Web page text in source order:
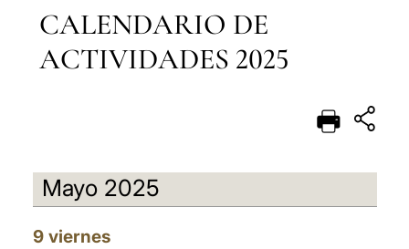
DEUTSCH
CALENDARIO DE
ACTIVIDADES 2025
Mayo 2025
9 viernes